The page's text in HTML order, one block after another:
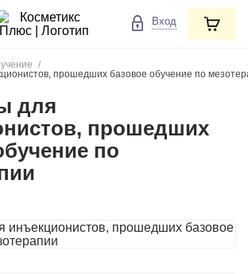
Вход
/
прошедших базовое обучение по
для
прошедших
по